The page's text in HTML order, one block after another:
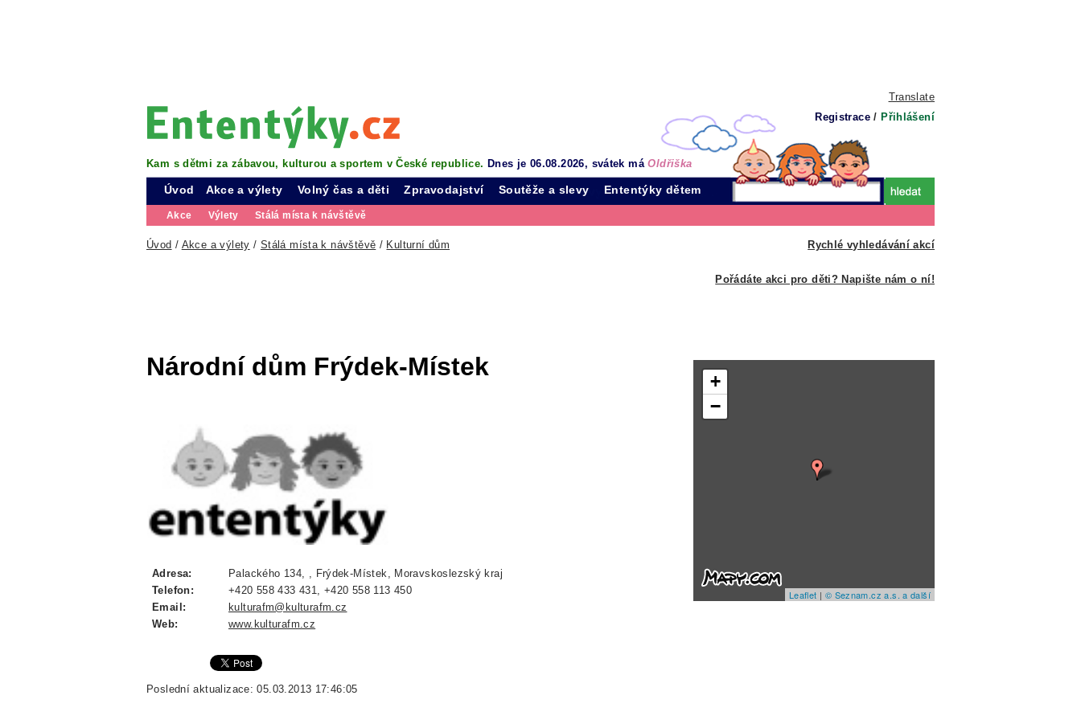
Translate
Registrace / Přihlášení
Kam s dětmi za zábavou, kulturou a sportem v České republice. Dnes je 06.08.2026, svátek máOldřiška
Úvod Akce a výlety
Akce Výlety Stálá místa k návštěvě
Volný čas a děti Zpravodajství Soutěže a slevy Ententýky dětem
Rychlé vyhledávání akcí
Úvod / Akce a výlety / Stálá místa k návštěvě / Kulturní dům
Pořádáte akci pro děti? Napište nám o ní!
Národní dům Frýdek-Místek
Adresa:
Palackého 134, , Frýdek-Místek, Moravskoslezský kraj
Telefon:
+420 558 433 431, +420 558 113 450
Email:
kulturafm@kulturafm.cz
Web:
www.kulturafm.cz
Poslední aktualizace: 05.03.2013 17:46:05
+
−
Leaflet | © Seznam.cz a.s. a další